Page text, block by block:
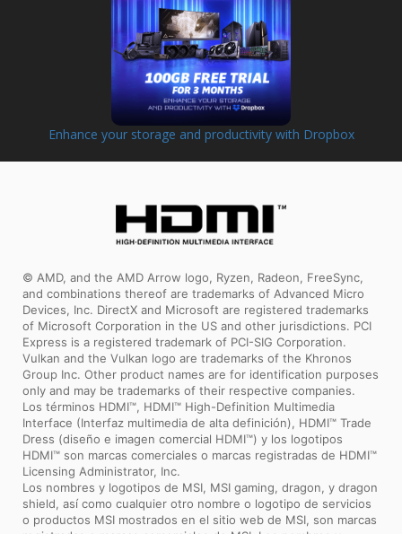
Enhance your storage and productivity with Dropbox
© AMD, and the AMD Arrow logo, Ryzen, Radeon, FreeSync,
and combinations thereof are trademarks of Advanced Micro
Devices, Inc. DirectX and Microsoft are registered trademarks
of Microsoft Corporation in the US and other jurisdictions. PCI
Express is a registered trademark of PCI-SIG Corporation.
Vulkan and the Vulkan logo are trademarks of the Khronos
Group Inc. Other product names are for identification purposes
only and may be trademarks of their respective companies.
Los términos HDMI™, HDMI™ High-Definition Multimedia
Interface (Interfaz multimedia de alta definición), HDMI™ Trade
Dress (diseño e imagen comercial HDMI™) y los logotipos
HDMI™ son marcas comerciales o marcas registradas de HDMI™
Licensing Administrator, Inc.
Los nombres y logotipos de MSI, MSI gaming, dragon, y dragon
shield, así como cualquier otro nombre o logotipo de servicios
o productos MSI mostrados en el sitio web de MSI, son marcas